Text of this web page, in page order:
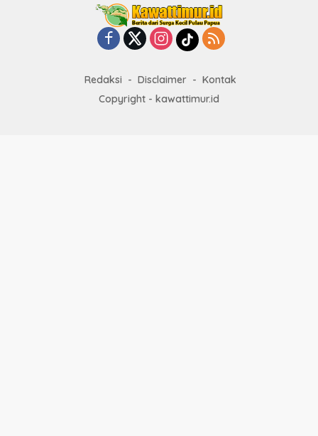
Redaksi Disclaimer
Kontak
Copyright - kawattimur.id